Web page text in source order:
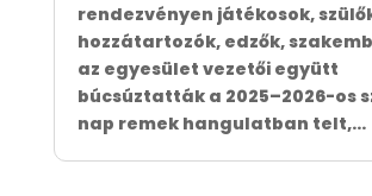
rendezvényen játékosok,
hozzátartozók, edzők,
az egyesület vezetői együtt
búcsúztatták a 2025–2026-os
nap remek hangulatban telt,...